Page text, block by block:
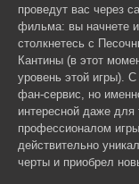
проведут вас через
фильма: вы начнете
столкнетесь с
Кантины (в этот
уровень этой игры).
фан-сервис, но
интересной даже для
профессионалом
действительно
черты и приобрел